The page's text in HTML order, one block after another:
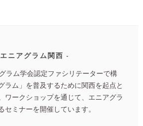
エニアグラム関西
ラム学会認定ファシリテーターで構
ラム」を普及するために関西を起点と
ワークショップを通じて、エニアグラ
セミナーを開催しています。